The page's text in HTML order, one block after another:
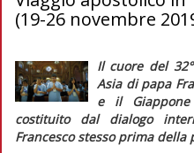
(19-26 novembre
Il cuore del
Asia di papa
e il
costituito dal dialogo
Francesco stesso prima della